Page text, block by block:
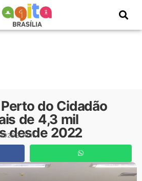
do Cidadão
de 4,3 mil
desde 2022
10:15